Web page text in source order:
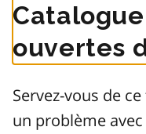
ouvertes
Servez-vous de
un problème